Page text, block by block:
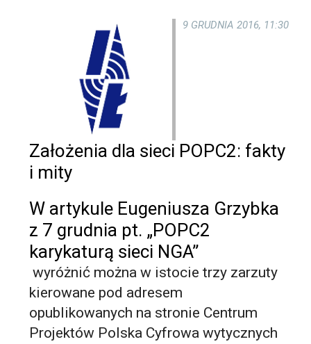
9 GRUDNIA 2016, 11:30
Założenia dla sieci POPC2: fakty
i mity
W artykule Eugeniusza Grzybka
z 7 grudnia pt. „POPC2
karykaturą sieci NGA”
wyróżnić można w istocie trzy zarzuty
kierowane pod adresem
opublikowanych na stronie Centrum
Projektów Polska Cyfrowa wytycznych